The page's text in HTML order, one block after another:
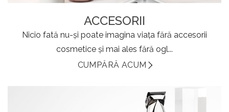
ACCESORII
Nicio fată nu-și poate imagina viața fără accesorii
cosmetice și mai ales fără ogl...
CUMPĂRĂ ACUM